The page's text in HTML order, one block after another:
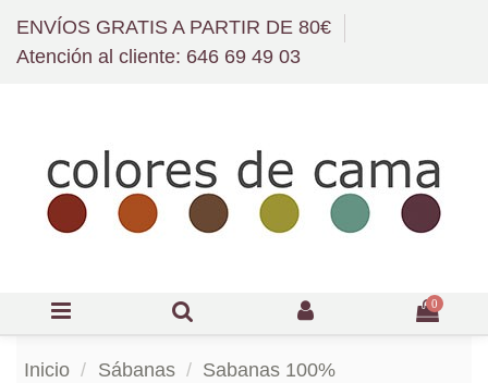
ENVÍOS GRATIS A PARTIR DE 80€
Atención al cliente: 646 69 49 03
0
Inicio Sábanas
Sabanas 100%